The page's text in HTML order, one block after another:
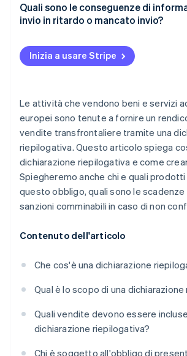
Quali sono le conseguenze di
invio in ritardo o mancato invio?
Inizia a usare Stripe
Le attività che vendono beni e servizi
europei sono tenute a fornire un
vendite transfrontaliere tramite una
riepilogativa. Questo articolo spiega
dichiarazione riepilogativa e come
Spiegheremo anche chi e quali
questo obbligo, quali sono le scadenze
sanzioni comminabili in caso di non
Contenuto dell'articolo
Che cos'è una dichiarazione
Qual è lo scopo di una
Quali vendite devono essere
dichiarazione riepilogativa?
Chi è soggetto all'obbligo di